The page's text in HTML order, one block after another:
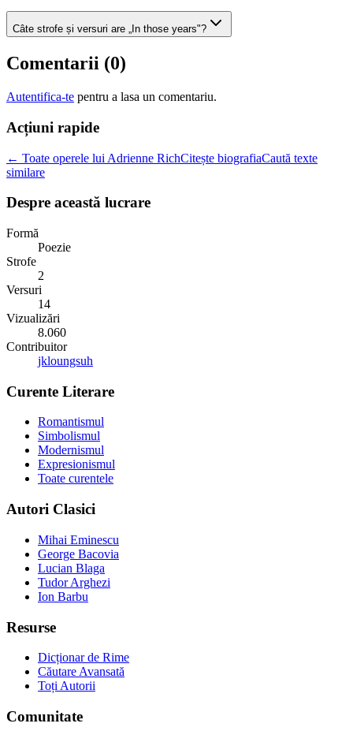
Câte strofe și versuri are „In those years"?
Comentarii (0)
Autentifica-te pentru a lasa un comentariu.
Acțiuni rapide
← Toate operele lui Adrienne RichCitește biografiaCaută texte
similare
Despre această lucrare
Formă
Poezie
Strofe
2
Versuri
14
Vizualizări
8.060
Contribuitor
jkloungsuh
Curente Literare
Romantismul
Simbolismul
Modernismul
Expresionismul
Toate curentele
Autori Clasici
Mihai Eminescu
George Bacovia
Lucian Blaga
Tudor Arghezi
Ion Barbu
Resurse
Dicționar de Rime
Căutare Avansată
Toți Autorii
Comunitate